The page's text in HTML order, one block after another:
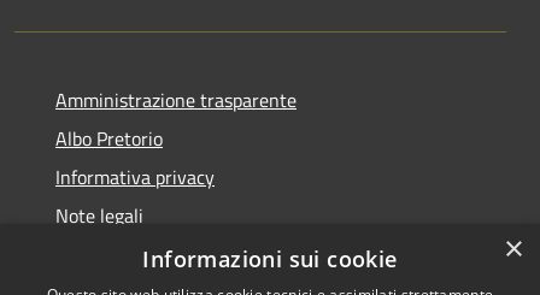
Amministrazione trasparente
Albo Pretorio
Informativa privacy
Note legali
Dichiarazione di accessibilità
×
Informazioni sui cookie